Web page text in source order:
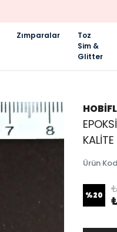
Zımparalar
Toz
Sim &
Glitter
Ürün
%20